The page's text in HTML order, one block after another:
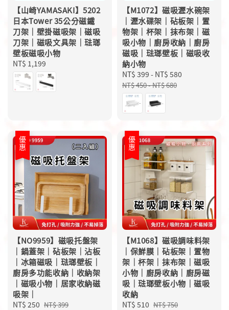
【山崎YAMASAKI】5202
日本Tower 35公分磁鐵
刀架｜壁掛磁吸架｜磁吸
刀架｜磁吸文具架｜琺瑯
壁板磁吸小物
Regular
price
NT$ 1,199
【M1072】磁吸瀝水碗架
｜瀝水碟架｜砧板架｜置
物架｜杯架｜抹布架｜磁
吸小物｜廚房收納｜廚房
磁吸｜琺瑯壁板｜磁吸收
納小物
Sale
price
NT$ 399 - NT$ 580
NT$ 450-NT$ 680
優惠
【NO9959】磁吸托盤架
｜鍋蓋架｜砧板架｜沾板
｜冰箱磁吸｜琺瑯壁板｜
廚房多功能收納｜收納架
｜磁吸小物｜居家收納磁
吸架｜
Sale
NT$ 250 Regular
NT$ 399
優惠
【M1068】磁吸調味料架
｜保鮮膜｜砧板架｜置物
架｜杯架｜抹布架｜磁吸
小物｜廚房收納｜廚房磁
吸｜琺瑯壁板小物｜磁吸
收納
Sale
NT$ 510 Regular
NT$ 750